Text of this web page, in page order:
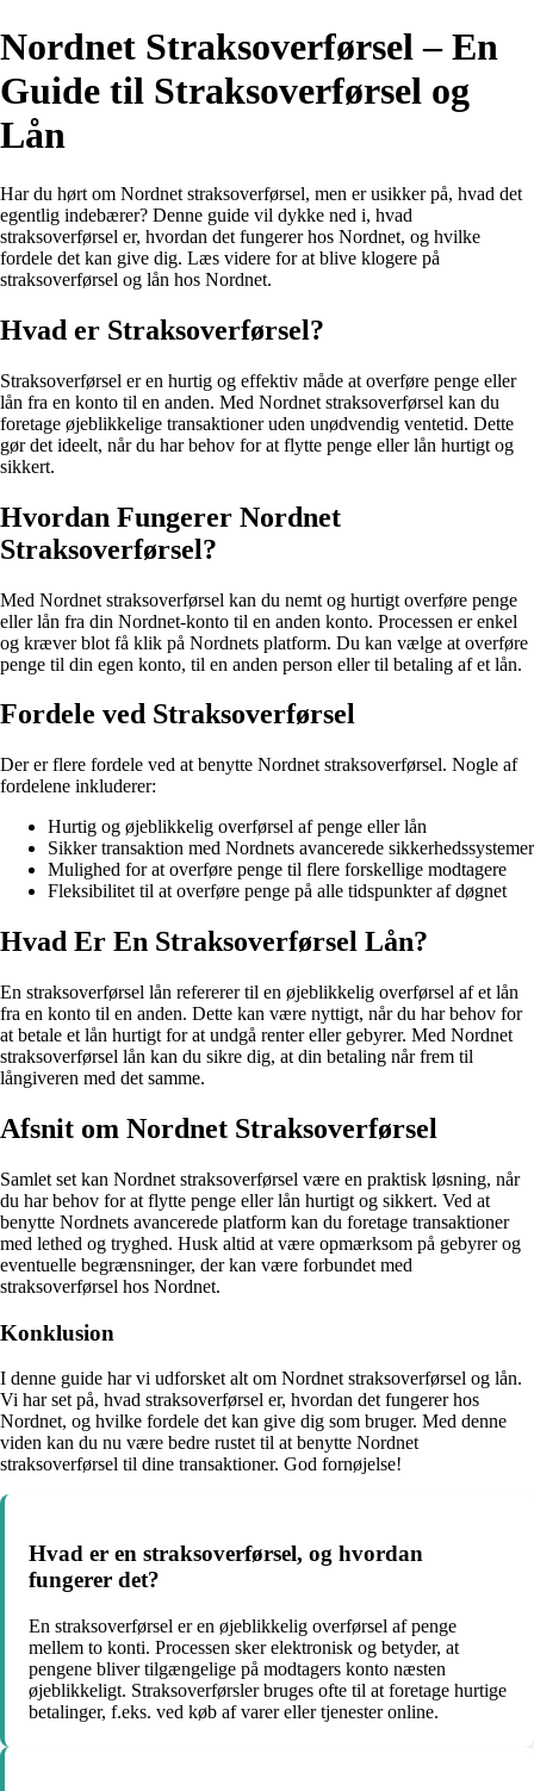
Nordnet Straksoverførsel – En
Guide til Straksoverførsel og
Lån
Har du hørt om Nordnet straksoverførsel, men er usikker på, hvad det
egentlig indebærer? Denne guide vil dykke ned i, hvad
straksoverførsel er, hvordan det fungerer hos Nordnet, og hvilke
fordele det kan give dig. Læs videre for at blive klogere på
straksoverførsel og lån hos Nordnet.
Hvad er Straksoverførsel?
Straksoverførsel er en hurtig og effektiv måde at overføre penge eller
lån fra en konto til en anden. Med Nordnet straksoverførsel kan du
foretage øjeblikkelige transaktioner uden unødvendig ventetid. Dette
gør det ideelt, når du har behov for at flytte penge eller lån hurtigt og
sikkert.
Hvordan Fungerer Nordnet
Straksoverførsel?
Med Nordnet straksoverførsel kan du nemt og hurtigt overføre penge
eller lån fra din Nordnet-konto til en anden konto. Processen er enkel
og kræver blot få klik på Nordnets platform. Du kan vælge at overføre
penge til din egen konto, til en anden person eller til betaling af et lån.
Fordele ved Straksoverførsel
Der er flere fordele ved at benytte Nordnet straksoverførsel. Nogle af
fordelene inkluderer:
Hurtig og øjeblikkelig overførsel af penge eller lån
Sikker transaktion med Nordnets avancerede sikkerhedssystemer
Mulighed for at overføre penge til flere forskellige modtagere
Fleksibilitet til at overføre penge på alle tidspunkter af døgnet
Hvad Er En Straksoverførsel Lån?
En straksoverførsel lån refererer til en øjeblikkelig overførsel af et lån
fra en konto til en anden. Dette kan være nyttigt, når du har behov for
at betale et lån hurtigt for at undgå renter eller gebyrer. Med Nordnet
straksoverførsel lån kan du sikre dig, at din betaling når frem til
långiveren med det samme.
Afsnit om Nordnet Straksoverførsel
Samlet set kan Nordnet straksoverførsel være en praktisk løsning, når
du har behov for at flytte penge eller lån hurtigt og sikkert. Ved at
benytte Nordnets avancerede platform kan du foretage transaktioner
med lethed og tryghed. Husk altid at være opmærksom på gebyrer og
eventuelle begrænsninger, der kan være forbundet med
straksoverførsel hos Nordnet.
Konklusion
I denne guide har vi udforsket alt om Nordnet straksoverførsel og lån.
Vi har set på, hvad straksoverførsel er, hvordan det fungerer hos
Nordnet, og hvilke fordele det kan give dig som bruger. Med denne
viden kan du nu være bedre rustet til at benytte Nordnet
straksoverførsel til dine transaktioner. God fornøjelse!
Hvad er en straksoverførsel, og hvordan
fungerer det?
En straksoverførsel er en øjeblikkelig overførsel af penge
mellem to konti. Processen sker elektronisk og betyder, at
pengene bliver tilgængelige på modtagers konto næsten
øjeblikkeligt. Straksoverførsler bruges ofte til at foretage hurtige
betalinger, f.eks. ved køb af varer eller tjenester online.